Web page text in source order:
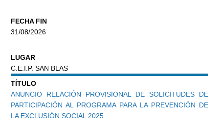
FECHA FIN
31/08/2026
LUGAR
C.E.I.P. SAN BLAS
TÍTULO
ANUNCIO RELACIÓN PROVISIONAL DE SOLICITUDES DE
PARTICIPACIÓN AL PROGRAMA PARA LA PREVENCIÓN DE
LA EXCLUSIÓN SOCIAL 2025